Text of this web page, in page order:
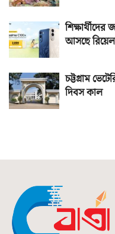
আসছে
চট্টগ্রাম
দিবস কাল